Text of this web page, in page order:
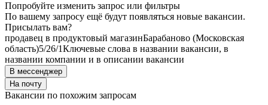
Попробуйте изменить запрос или фильтры
По вашему запросу ещё будут появляться новые вакансии.
Присылать вам?
продавец в продуктовый магазинБарабаново (Московская
область)5/26/1Ключевые слова в названии вакансии, в
названии компании и в описании вакансии
В мессенджер
На почту
Вакансии по похожим запросам